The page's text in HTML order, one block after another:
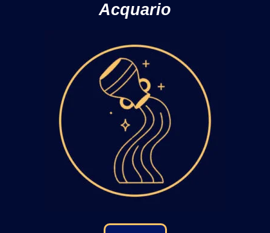
Acquario